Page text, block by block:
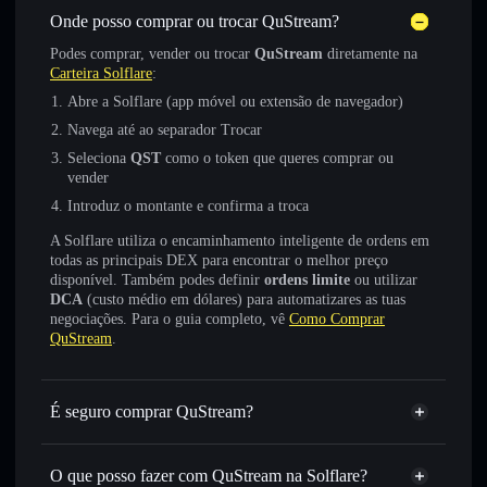
Onde posso comprar ou trocar QuStream?
Podes comprar, vender ou trocar QuStream diretamente na
Carteira Solflare:
Abre a Solflare (app móvel ou extensão de navegador)
Navega até ao separador Trocar
Seleciona QST como o token que queres comprar ou
vender
Introduz o montante e confirma a troca
A Solflare utiliza o encaminhamento inteligente de ordens em
todas as principais DEX para encontrar o melhor preço
disponível. Também podes definir ordens limite ou utilizar
DCA (custo médio em dólares) para automatizares as tuas
negociações. Para o guia completo, vê Como Comprar
QuStream.
É seguro comprar QuStream?
QuStream token verificado
O que posso fazer com QuStream na Solflare?